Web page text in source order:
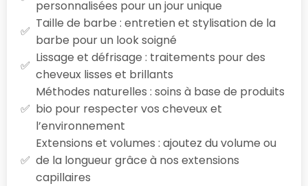
personnalisées pour un jour unique
Taille de barbe : entretien et stylisation de la
barbe pour un look soigné
Lissage et défrisage : traitements pour des
cheveux lisses et brillants
Méthodes naturelles : soins à base de produits
bio pour respecter vos cheveux et
l’environnement
Extensions et volumes : ajoutez du volume ou
de la longueur grâce à nos extensions
capillaires